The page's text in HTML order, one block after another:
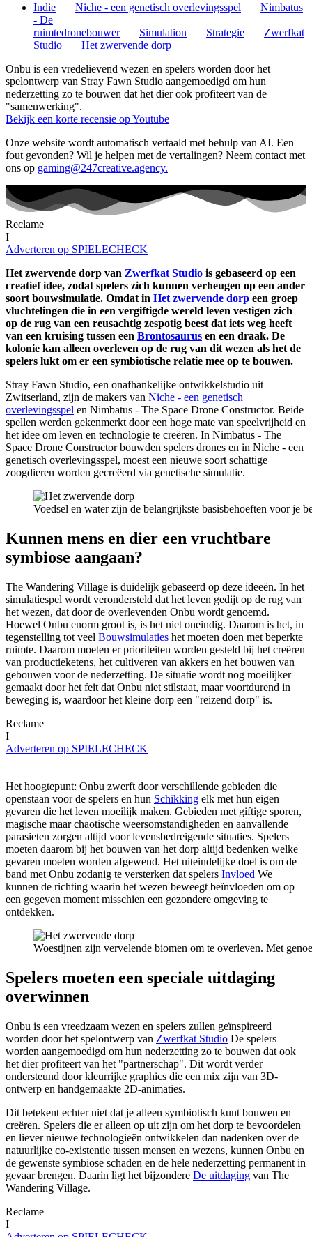
Indie
Niche - een genetisch overlevingsspel
Nimbatus
- De
ruimtedronebouwer
Simulation Strategie
Zwerfkat
Studio
Het zwervende dorp
Onbu is een vredelievend wezen en spelers worden door het
spelontwerp van Stray Fawn Studio aangemoedigd om hun
nederzetting zo te bouwen dat het dier ook profiteert van de
"samenwerking".
Bekijk een korte recensie op Youtube
Onze website wordt automatisch vertaald met behulp van AI. Een
fout gevonden? Wil je helpen met de vertalingen? Neem contact met
ons op gaming@247creative.agency.
Reclame
I
Adverteren op SPIELECHECK
Het zwervende dorp van Zwerfkat Studio is gebaseerd op een
creatief idee, zodat spelers zich kunnen verheugen op een ander
soort bouwsimulatie. Omdat in Het zwervende dorp een groep
vluchtelingen die in een vergiftigde wereld leven vestigen zich
op de rug van een reusachtig zespotig beest dat iets weg heeft
van een kruising tussen een Brontosaurus en een draak. De
kolonie kan alleen overleven op de rug van dit wezen als het de
spelers lukt om er een symbiotische relatie mee op te bouwen.
Stray Fawn Studio, een onafhankelijke ontwikkelstudio uit
Zwitserland, zijn de makers van Niche - een genetisch
overlevingsspel en Nimbatus - The Space Drone Constructor. Beide
spellen werden gekenmerkt door een hoge mate van speelvrijheid en
het idee om leven en technologie te creëren. In Nimbatus - The
Space Drone Constructor bouwden spelers drones en in Niche - een
genetisch overlevingsspel, moest een nieuwe soort schattige
zoogdieren worden gecreëerd via genetische simulatie.
Voedsel en water zijn de belangrijkste basisbehoeften voor je
Kunnen mens en dier een vruchtbare
symbiose aangaan?
The Wandering Village is duidelijk gebaseerd op deze ideeën. In het
simulatiespel wordt verondersteld dat het leven gedijt op de rug van
het wezen, dat door de overlevenden Onbu wordt genoemd.
Hoewel Onbu enorm groot is, is het niet oneindig. Daarom is het, in
tegenstelling tot veel Bouwsimulaties het moeten doen met beperkte
ruimte. Daarom moeten er prioriteiten worden gesteld bij het creëren
van productieketens, het cultiveren van akkers en het bouwen van
gebouwen voor de nederzetting. De situatie wordt nog moeilijker
gemaakt door het feit dat Onbu niet stilstaat, maar voortdurend in
beweging is, waardoor het kleine dorp een "reizend dorp" is.
Reclame
I
Adverteren op SPIELECHECK
Het hoogtepunt: Onbu zwerft door verschillende gebieden die
openstaan voor de spelers en hun Schikking elk met hun eigen
gevaren die het leven moeilijk maken. Gebieden met giftige sporen,
magische maar chaotische weersomstandigheden en aanvallende
parasieten zorgen altijd voor levensbedreigende situaties. Spelers
moeten daarom bij het bouwen van het dorp altijd bedenken welke
gevaren moeten worden afgewend. Het uiteindelijke doel is om de
band met Onbu zodanig te versterken dat spelers Invloed We
kunnen de richting waarin het wezen beweegt beïnvloeden om op
een gegeven moment misschien een gezondere omgeving te
ontdekken.
Woestijnen zijn vervelende biomen om te overleven. Met
Spelers moeten een speciale uitdaging
overwinnen
Onbu is een vreedzaam wezen en spelers zullen geïnspireerd
worden door het spelontwerp van Zwerfkat Studio De spelers
worden aangemoedigd om hun nederzetting zo te bouwen dat ook
het dier profiteert van het "partnerschap". Dit wordt verder
ondersteund door kleurrijke graphics die een mix zijn van 3D-
ontwerp en handgemaakte 2D-animaties.
Dit betekent echter niet dat je alleen symbiotisch kunt bouwen en
creëren. Spelers die er alleen op uit zijn om het dorp te bevoordelen
en liever nieuwe technologieën ontwikkelen dan nadenken over de
natuurlijke co-existentie tussen mensen en wezens, kunnen Onbu en
de gewenste symbiose schaden en de hele nederzetting permanent in
gevaar brengen. Daarin ligt het bijzondere De uitdaging van The
Wandering Village.
Reclame
I